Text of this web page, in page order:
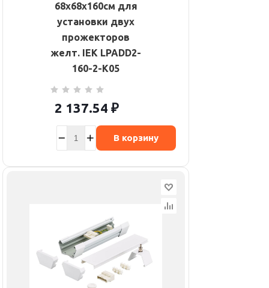
68х68х160см для
установки двух
прожекторов
желт. IEK LPADD2-
160-2-K05
2 137.54 ₽
В корзину